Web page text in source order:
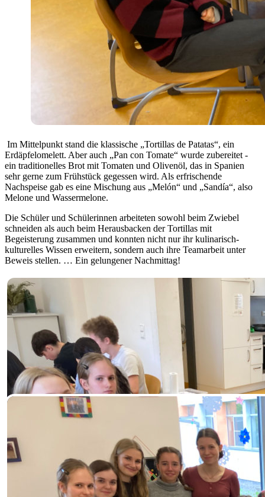
Im Mittelpunkt stand die klassische „Tortillas de Patatas“, ein
Erdäpfelomelett. Aber auch „Pan con Tomate“ wurde zubereitet -
ein traditionelles Brot mit Tomaten und Olivenöl, das in Spanien
sehr gerne zum Frühstück gegessen wird. Als erfrischende
Nachspeise gab es eine Mischung aus „Melón“ und „Sandía“, also
Melone und Wassermelone.
Die Schüler und Schülerinnen arbeiteten sowohl beim Zwiebel
schneiden als auch beim Herausbacken der Tortillas mit
Begeisterung zusammen und konnten nicht nur ihr kulinarisch-
kulturelles Wissen erweitern, sondern auch ihre Teamarbeit unter
Beweis stellen. … Ein gelungener Nachmittag!